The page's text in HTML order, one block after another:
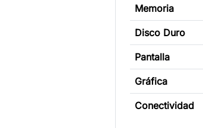
Memoria
Disco Duro
Pantalla
Gráfica
Conectividad